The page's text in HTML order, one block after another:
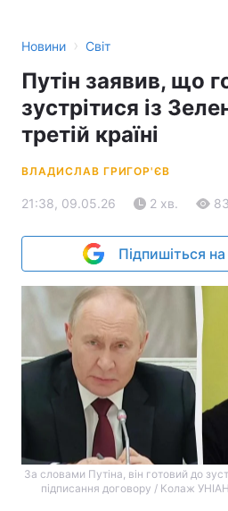
Новини › Світ
Путін заявив, що
зустрітися із
третій країні
ВЛАДИСЛАВ ГРИГОР'ЄВ
21:38, 09.05.26 2 хв.
Підпишіться
За словами Путіна, він готовий до
підписання договору / Колаж